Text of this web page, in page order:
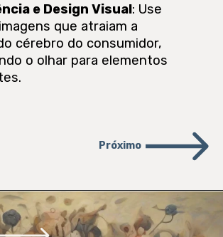
e Design Visual: Use
que atraiam a
cérebro do consumidor,
o olhar para elementos
Próximo